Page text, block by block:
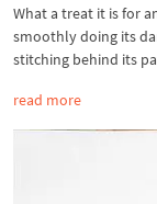
What a treat it is for
smoothly doing its
stitching behind its
read more